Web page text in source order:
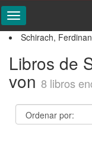
Schirach,
Libros de
von 8 libros